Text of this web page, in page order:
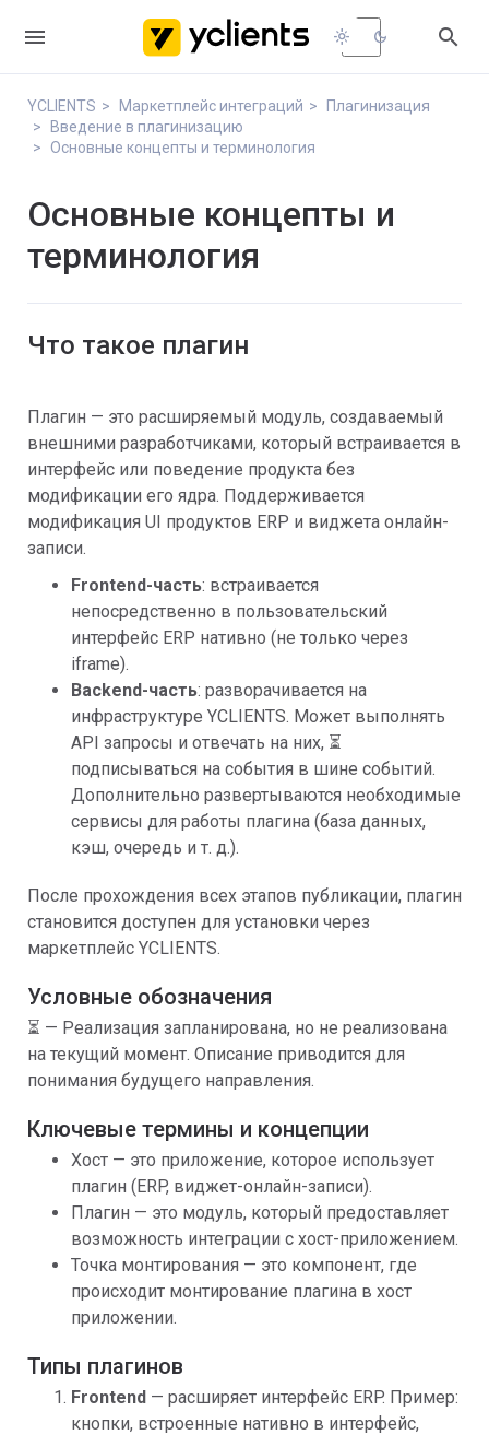
 light_mode dark_mode 
YCLIENTS Маркетплейс интеграций
Плагинизация
Введение в плагинизацию
Основные концепты и терминология
Основные концепты и
терминология
Что такое плагин
Плагин — это расширяемый модуль, создаваемый
внешними разработчиками, который встраивается в
интерфейс или поведение продукта без
модификации его ядра. Поддерживается
модификация UI продуктов ERP и виджета онлайн-
записи.
Frontend-часть: встраивается
непосредственно в пользовательский
интерфейс ERP нативно (не только через
iframe).
Backend-часть: разворачивается на
инфраструктуре YCLIENTS. Может выполнять
API запросы и отвечать на них, ⏳
подписываться на события в шине событий.
Дополнительно развертываются необходимые
сервисы для работы плагина (база данных,
кэш, очередь и т. д.).
После прохождения всех этапов публикации, плагин
становится доступен для установки через
маркетплейс YCLIENTS.
Условные обозначения
⏳ — Реализация запланирована, но не реализована
на текущий момент. Описание приводится для
понимания будущего направления.
Ключевые термины и концепции
Хост — это приложение, которое использует
плагин (ERP, виджет-онлайн-записи).
Плагин — это модуль, который предоставляет
возможность интеграции с хост-приложением.
Точка монтирования — это компонент, где
происходит монтирование плагина в хост
приложении.
Типы плагинов
Frontend — расширяет интерфейс ERP. Пример:
кнопки, встроенные нативно в интерфейс,